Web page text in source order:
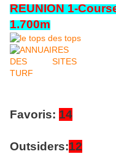
REUNION 1-
1.700m
Favoris: 14
Outsiders:12